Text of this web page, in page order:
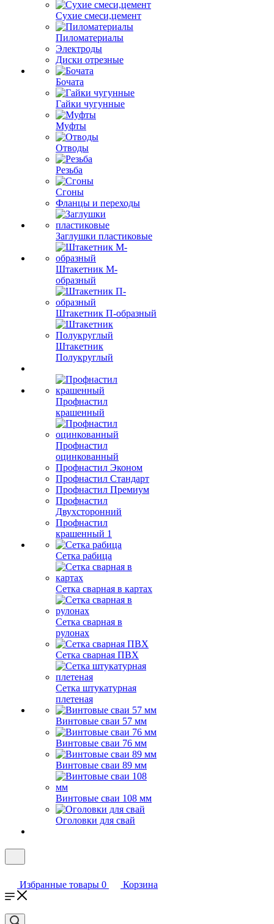
Сухие смеси,цемент
Пиломатериалы
Электроды
Диски отрезные
Бочата
Гайки чугунные
Муфты
Отводы
Резьба
Сгоны
Фланцы и переходы
Заглушки пластиковые
Штакетник М-
образный
Штакетник П-образный
Штакетник
Полукруглый
Профнастил
крашенный
Профнастил
оцинкованный
Профнастил Эконом
Профнастил Стандарт
Профнастил Премиум
Профнастил
Двухсторонний
Профнастил
крашенный 1
Сетка рабица
Сетка сварная в картах
Сетка сварная в
рулонах
Сетка сварная ПВХ
Сетка штукатурная
плетеная
Винтовые сваи 57 мм
Винтовые сваи 76 мм
Винтовые сваи 89 мм
Винтовые сваи 108 мм
Оголовки для свай
Избранные товары 0 Корзина